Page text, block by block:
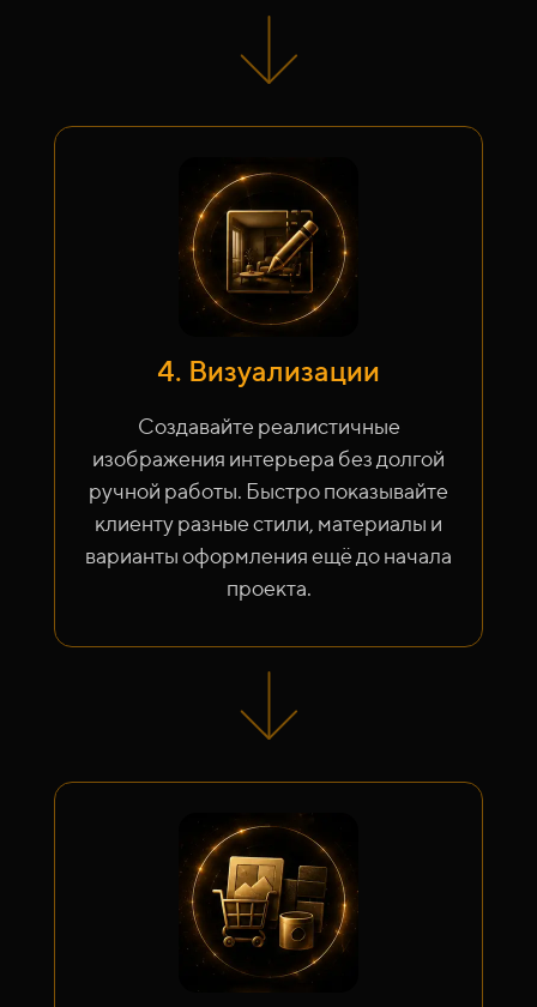
4. Визуализации
Создавайте реалистичные
изображения интерьера без долгой
ручной работы. Быстро показывайте
клиенту разные стили, материалы и
варианты оформления ещё до начала
проекта.